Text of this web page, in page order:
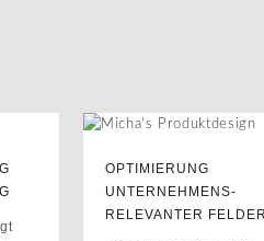
OPTIMIERUNG
UNTERNEHMENS-
RELEVANTER